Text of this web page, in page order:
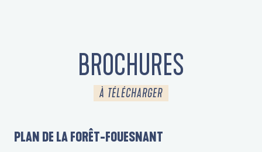
BROCHURES
À TÉLÉCHARGER
PLAN DE LA FORÊT-FOUESNANT